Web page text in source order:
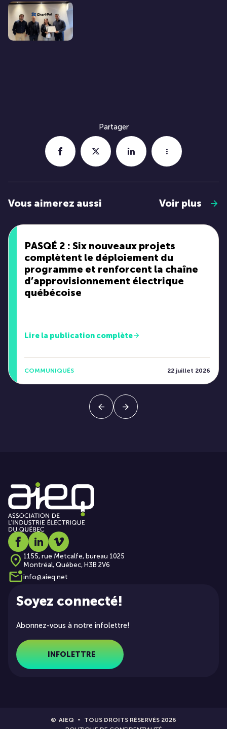
Image Moteurs électriques Laval investit 6 M$ à Jonquière
Partager
Vous aimerez aussi Voir plus
PASQÉ 2 : Six nouveaux projets
complètent le déploiement du
programme et renforcent la chaîne
d’approvisionnement électrique
québécoise
Lire la publication complète
COMMUNIQUÉS 22 juillet 2026
Social media link icon-facebook
Social media link icon-linkedin
Social media link icon-vimeo
1155, rue Metcalfe, bureau 1025
Montréal, Québec, H3B 2V6
info@aieq.net
Soyez connecté!
Abonnez-vous à notre infolettre!
INFOLETTRE
© AIEQ
TOUS DROITS RÉSERVÉS 2026